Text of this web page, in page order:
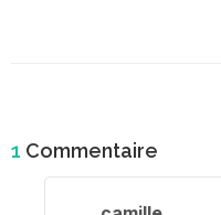
1 Commentaire